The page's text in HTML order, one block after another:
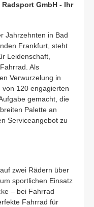
GmbH - Ihr
Jahrzehnten in Bad
Frankfurt, steht
Leidenschaft,
Als
Verwurzelung in
120 engagierten
gemacht, die
Palette an
Serviceangebot zu
zwei Rädern über
sportlichen Einsatz
– bei Fahrrad
Fahrrad für